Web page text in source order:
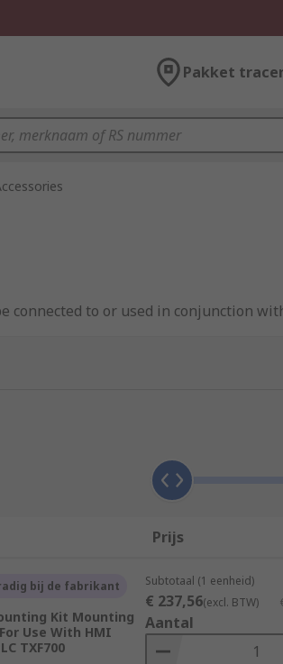
Pakket
connected to or used in conjunction
by types and applications. Common
Prijs
bij de fabrikant
Kit Mounting
Use With HMI
TXF700
Subtotaal (1 eenheid)
€ 237,56(excl. BTW)
Aantal